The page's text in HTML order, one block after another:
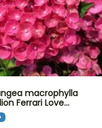
macrophylla
Ferrari Love…